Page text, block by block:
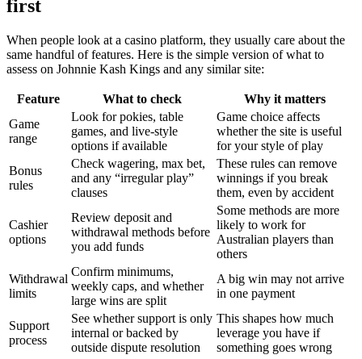
first
When people look at a casino platform, they usually care about the
same handful of features. Here is the simple version of what to
assess on Johnnie Kash Kings and any similar site:
Feature What to check
Why it matters
Game
range
Look for pokies, table
games, and live-style
options if available
Game choice affects
whether the site is useful
for your style of play
Bonus
rules
Check wagering, max bet,
and any “irregular play”
clauses
These rules can remove
winnings if you break
them, even by accident
Cashier
options
Review deposit and
withdrawal methods before
you add funds
Some methods are more
likely to work for
Australian players than
others
Withdrawal
limits
Confirm minimums,
weekly caps, and whether
large wins are split
A big win may not arrive
in one payment
Support
process
See whether support is only
internal or backed by
outside dispute resolution
This shapes how much
leverage you have if
something goes wrong